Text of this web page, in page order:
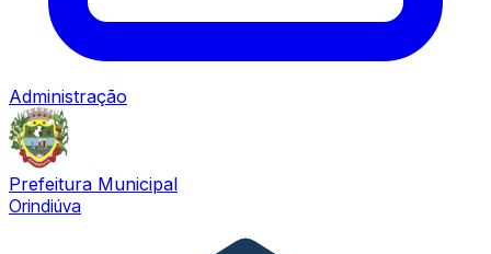
Administração
Prefeitura Municipal
Orindiúva